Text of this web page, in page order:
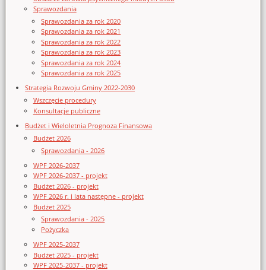
Sprawozdania
Sprawozdania za rok 2020
Sprawozdania za rok 2021
Sprawozdania za rok 2022
Sprawozdania za rok 2023
Sprawozdania za rok 2024
Sprawozdania za rok 2025
Strategia Rozwoju Gminy 2022-2030
Wszczęcie procedury
Konsultacje publiczne
Budżet i Wieloletnia Prognoza Finansowa
Budżet 2026
Sprawozdania - 2026
WPF 2026-2037
WPF 2026-2037 - projekt
Budżet 2026 - projekt
WPF 2026 r. i lata następne - projekt
Budżet 2025
Sprawozdania - 2025
Pożyczka
WPF 2025-2037
Budżet 2025 - projekt
WPF 2025-2037 - projekt